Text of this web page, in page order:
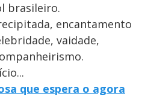
brasileiro.
encantamento
vaidade,
que espera o agora